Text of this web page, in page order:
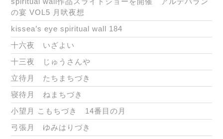
の宴 VOL5 月吠夜想
kissea’s eye spiritual wall 184
十六夜 いざよい
十三夜 じゅうさんや
立待月 たちまちづき
寝待月 ねまちづき
小望月 こもちづき 14番目の月
弓張月 ゆみはりづき